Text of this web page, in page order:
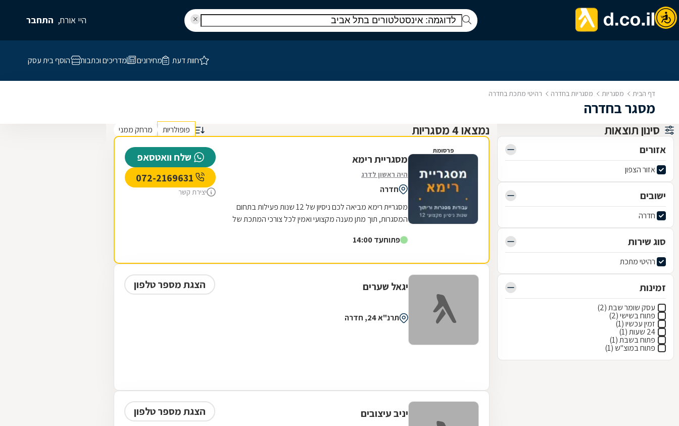
היי אורח, התחבר
חוות דעת מחירונים מדריכים וכתבות הוסף בית עסק
דף הבית מסגריות מסגריות בחדרה רהיטי מתכת בחדרה
מסגר בחדרה
סינון תוצאות
אזורים
אזור הצפון
ישובים
חדרה
סוג שירות
רהיטי מתכת
זמינות
עסק שומר שבת (2)
פתוח בשישי (2)
זמין עכשיו (1)
24 שעות (1)
פתוח בשבת (1)
פתוח במוצ"ש (1)
נמצאו 4 מסגריות פופולריות מרחק ממני
פרסומת
מסגריית רימא
היה ראשון לדרג
חדרה
מסגריית רימא מביאה לכם ניסיון של 12 שנות פעילות בתחום
המסגרות, תוך מתן מענה מקצועי ואמין לכל צורכי המתכת של
פתוחעד 14:00
שלח וואטסאפ
יצירת קשר
יגאל שערים
תרנ"א 24, חדרה
הצגת מספר טלפון
יניב עיצובים הצגת מספר טלפון